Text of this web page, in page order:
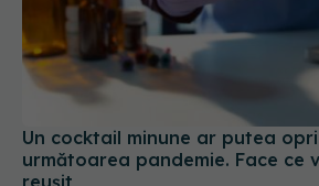
Un cocktail minune ar putea
următoarea pandemie. Face ce
13 sep 2025, 12:27